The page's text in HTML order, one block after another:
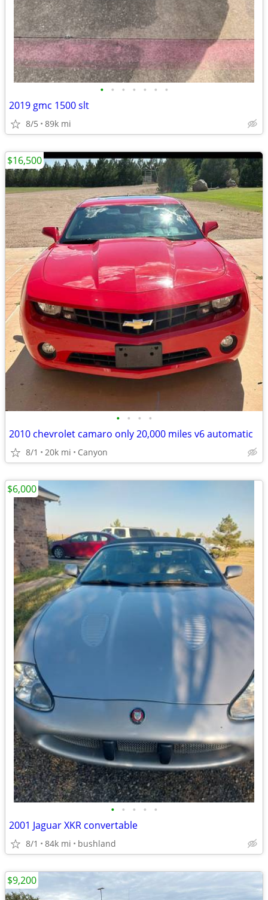
• • • • • • •
2019 gmc 1500 slt
8/5 89k mi
• • • •
2010 chevrolet camaro only 20,000 miles v6 automatic
8/1 20k mi Canyon
$16,500
• • • • •
2001 Jaguar XKR convertable
8/1 84k mi bushland
$6,000
$9,200